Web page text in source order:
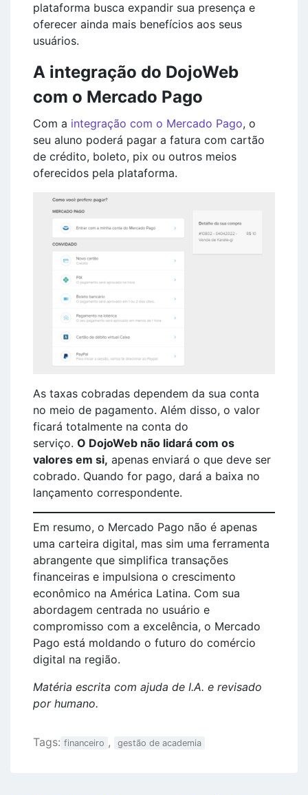
plataforma busca expandir sua presença e
oferecer ainda mais benefícios aos seus
usuários.
A integração do DojoWeb
com o Mercado Pago
Com a integração com o Mercado Pago, o
seu aluno poderá pagar a fatura com cartão
de crédito, boleto, pix ou outros meios
oferecidos pela plataforma.
As taxas cobradas dependem da sua conta
no meio de pagamento. Além disso, o valor
ficará totalmente na conta do
serviço. O DojoWeb não lidará com os
valores em si, apenas enviará o que deve ser
cobrado. Quando for pago, dará a baixa no
lançamento correspondente.
Em resumo, o Mercado Pago não é apenas
uma carteira digital, mas sim uma ferramenta
abrangente que simplifica transações
financeiras e impulsiona o crescimento
econômico na América Latina. Com sua
abordagem centrada no usuário e
compromisso com a excelência, o Mercado
Pago está moldando o futuro do comércio
digital na região.
Matéria escrita com ajuda de I.A. e revisado
por humano.
Tags: financeiro , gestão de academia